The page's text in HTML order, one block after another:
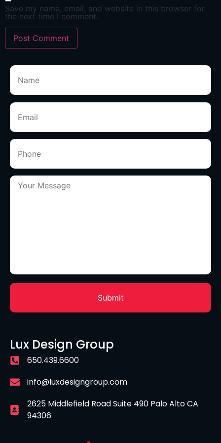
Save my name, email, and website in this browser for
the next time I comment.
Lux Design Group
650.439.6600
info@luxdesigngroup.com
2625 Middlefield Road Suite 490 Palo Alto CA
94306